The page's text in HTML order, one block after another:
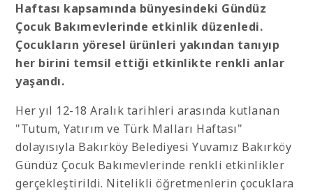
Haftası kapsamında bünyesindeki Gündüz
Çocuk Bakımevlerinde etkinlik düzenledi.
Çocukların yöresel ürünleri yakından tanıyıp
her birini temsil ettiği etkinlikte renkli anlar
yaşandı.
Her yıl 12-18 Aralık tarihleri arasında kutlanan
"Tutum, Yatırım ve Türk Malları Haftası"
dolayısıyla Bakırköy Belediyesi Yuvamız Bakırköy
Gündüz Çocuk Bakımevlerinde renkli etkinlikler
gerçekleştirildi. Nitelikli öğretmenlerin çocuklara